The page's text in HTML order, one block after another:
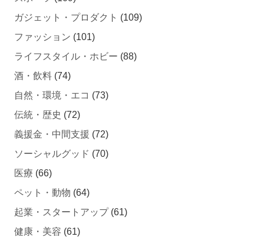
ガジェット・プロダクト (109)
ファッション (101)
ライフスタイル・ホビー (88)
酒・飲料 (74)
自然・環境・エコ (73)
伝統・歴史 (72)
義援金・中間支援 (72)
ソーシャルグッド (70)
医療 (66)
ペット・動物 (64)
起業・スタートアップ(61)
健康・美容 (61)